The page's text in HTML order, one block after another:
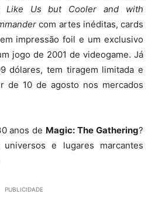
Like Us but Cooler and with
com artes inéditas, cards
impressão foil e um exclusivo
jogo de 2001 de videogame. Já
dólares, tem tiragem limitada e
de 10 de agosto nos mercados
anos de Magic: The Gathering?
e lugares marcantes
PUBLICIDADE